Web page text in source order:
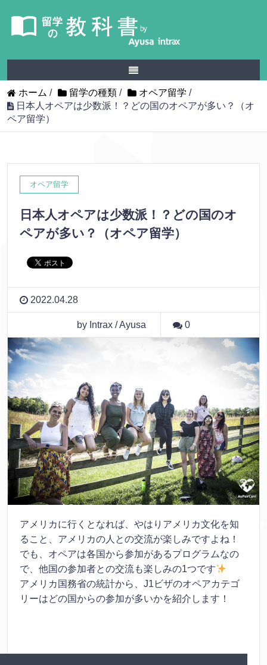
ホーム / 留学の種類 / オペア留学 /
日本人オペアは少数派！？どの国のオペアが多い？（オ
ペア留学）
オペア留学
日本人オペアは少数派！？どの国のオ
ペアが多い？（オペア留学）
2022.04.28
by Intrax / Ayusa 0
アメリカに行くとなれば、やはりアメリカ文化を知
ること、アメリカの人との交流が楽しみですよね！
でも、オペアは各国から参加があるプログラムなの
で、他国の参加者との交流も楽しみの1つです
アメリカ国務省の統計から、J1ビザのオペアカテゴ
リーはどの国からの参加が多いかを紹介します！